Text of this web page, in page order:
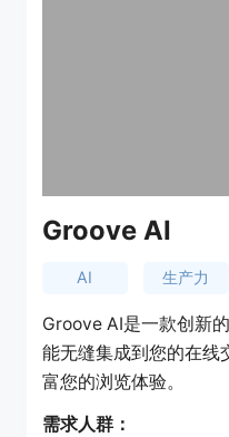
Groove AI
AI 生产力
Groove AI是一款创新
能无缝集成到您的在线
富您的浏览体验。
需求人群：